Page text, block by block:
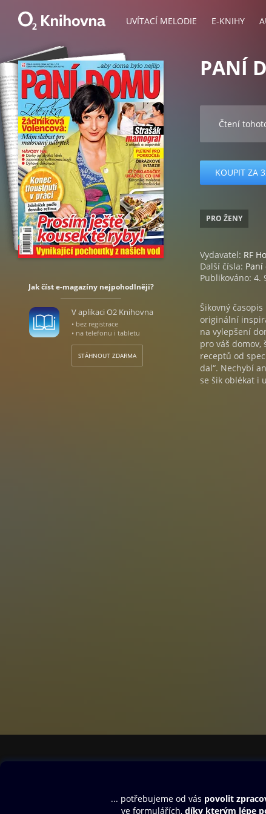
UVÍTACÍ MELODIE E-KNIHY
Jak číst e-magazíny nejpohodlněji?
V aplikaci O2 Knihovna
• bez registrace
• na telefonu i tabletu
STÁHNOUT ZDARMA
PANÍ
Čtení
KOUPIT ZA
PRO ŽENY
Vydavatel: RF
Další čísla: Paní
Publikováno: 4.
Šikovný
originální
na vylepšení
pro váš domov,
receptů od
dal“. Nechybí
se šik oblékat i
Aplikace a hry
SMS/MMS Info
Dárkový